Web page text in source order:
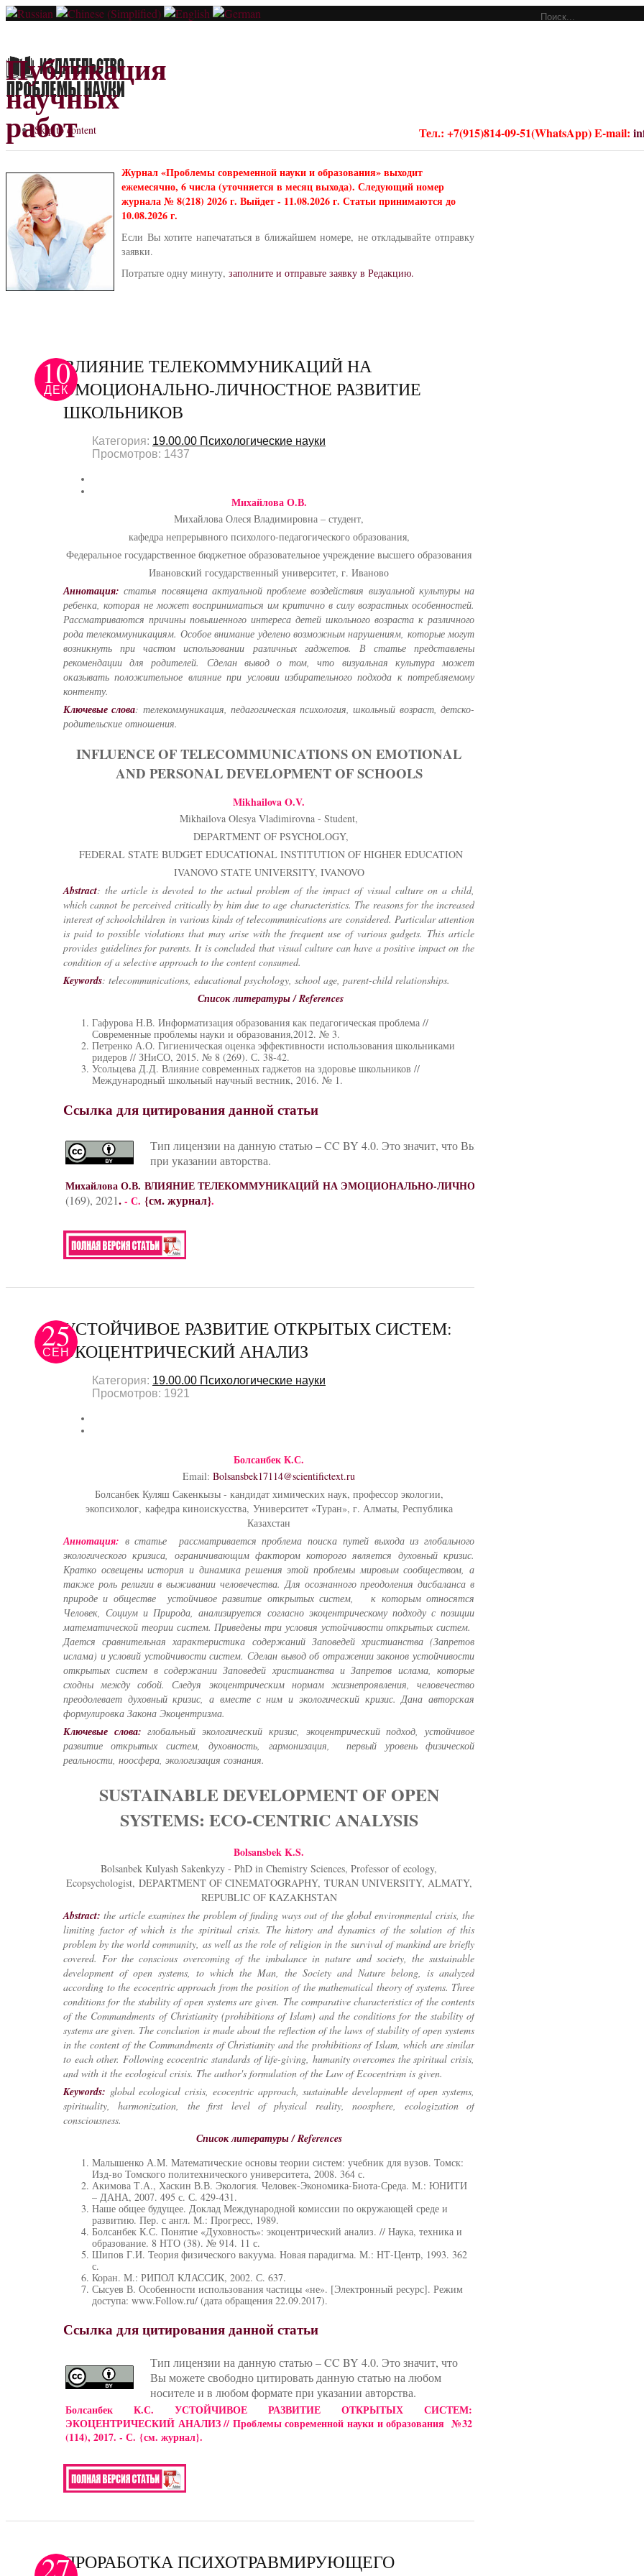
Публикация
научных
работ Тел.: +7(915)814-09-51(WhatsApp) E-mail:
Skip to content
Журнал «Проблемы современной науки и образования» выходит
ежемесячно, 6 числа (уточняется в месяц выхода). Следующий номер
журнала № 8(218) 2026 г. Выйдет - 11.08.2026 г. Статьи принимаются до
10.08.2026 г.
Если Вы хотите напечататься в ближайшем номере, не откладывайте отправку
заявки.
Потратьте одну минуту, заполните и отправьте заявку в Редакцию.
ВЛИЯНИЕ ТЕЛЕКОММУНИКАЦИЙ НА
ЭМОЦИОНАЛЬНО-ЛИЧНОСТНОЕ РАЗВИТИЕ
ШКОЛЬНИКОВ
Категория: 19.00.00 Психологические науки
10
ДЕК
Просмотров: 1437
Михайлова О.В.
Михайлова Олеся Владимировна – студент,
кафедра непрерывного психолого-педагогического образования,
Федеральное государственное бюджетное образовательное учреждение высшего образования
Ивановский государственный университет, г. Иваново
Аннотация:статья посвящена актуальной проблеме воздействия визуальной культуры на
ребенка, которая не может восприниматься им критично в силу возрастных особенностей.
Рассматриваются причины повышенного интереса детей школьного возраста к различного
рода телекоммуникациям. Особое внимание уделено возможным нарушениям, которые могут
возникнуть при частом использовании различных гаджетов. В статье представлены
рекомендации для родителей. Сделан вывод о том, что визуальная культура может
оказывать положительное влияние при условии избирательного подхода к потребляемому
контенту.
Ключевые слова: телекоммуникация, педагогическая психология, школьный возраст, детско-
родительские отношения.
INFLUENCE OF TELECOMMUNICATIONS ON EMOTIONAL
AND PERSONAL DEVELOPMENT OF SCHOOLS
Mikhailova O.V.
Mikhailova Olesya Vladimirovna - Student,
DEPARTMENT OF PSYCHOLOGY,
FEDERAL STATE BUDGET EDUCATIONAL INSTITUTION OF HIGHER EDUCATION
IVANOVO STATE UNIVERSITY, IVANOVO
Abstract: the article is devoted to the actual problem of the impact of visual culture on a child,
which cannot be perceived critically by him due to age characteristics. The reasons for the increased
interest of schoolchildren in various kinds of telecommunications are considered. Particular attention
is paid to possible violations that may arise with the frequent use of various gadgets. This article
provides guidelines for parents. It is concluded that visual culture can have a positive impact on the
condition of a selective approach to the content consumed.
Keywords: telecommunications, educational psychology, school age, parent-child relationships.
Список литературы / References
Гафурова Н.В. Информатизация образования как педагогическая проблема //
Современные проблемы науки и образования,2012. № 3.
Петренко А.О. Гигиеническая оценка эффективности использования школьниками
ридеров // ЗНиСО, 2015. № 8 (269). С. 38-42.
Усольцева Д.Д. Влияние современных гаджетов на здоровье школьников //
Международный школьный научный вестник, 2016. № 1.
Ссылка для цитирования данной статьи
Тип лицензии на данную статью – CC BY 4.0. Это значит, что Вы можете свободно цитировать
при указании авторства.
Михайлова О.В. ВЛИЯНИЕ ТЕЛЕКОММУНИКАЦИЙ НА ЭМОЦИОНАЛЬНО-ЛИЧНОСТНОЕ РАЗВИТИЕ ШКОЛЬНИКОВ
(169), 2021.- С. {см. журнал}.
УСТОЙЧИВОЕ РАЗВИТИЕ ОТКРЫТЫХ СИСТЕМ:
ЭКОЦЕНТРИЧЕСКИЙ АНАЛИЗ
Категория: 19.00.00 Психологические науки
25
СЕН
Просмотров: 1921
Болсанбек К.С.
Email: Bolsansbek17114@scientifictext.ru
Болсанбек Куляш Сакенкызы - кандидат химических наук, профессор экологии,
экопсихолог, кафедра киноискусства, Университет «Туран», г. Алматы, Республика
Казахстан
Аннотация: в статье рассматривается проблема поиска путей выхода из глобального
экологического кризиса, ограничивающим фактором которого является духовный кризис.
Кратко освещены история и динамика решения этой проблемы мировым сообществом, а
также роль религии в выживании человечества. Для осознанного преодоления дисбаланса в
природе и обществе устойчивое развитие открытых систем, к которым относятся
Человек, Социум и Природа, анализируется согласно экоцентрическому подходу с позиции
математической теории систем. Приведены три условия устойчивости открытых систем.
Дается сравнительная характеристика содержаний Заповедей христианства (Запретов
ислама) и условий устойчивости систем. Сделан вывод об отражении законов устойчивости
открытых систем в содержании Заповедей христианства и Запретов ислама, которые
сходны между собой. Следуя экоцентрическим нормам жизнепроявления, человечество
преодолевает духовный кризис, а вместе с ним и экологический кризис. Дана авторская
формулировка Закона Экоцентризма.
Ключевые слова: глобальный экологический кризис, экоцентрический подход, устойчивое
развитие открытых систем, духовность, гармонизация, первый уровень физической
реальности, ноосфера, экологизация сознания.
SUSTAINABLE DEVELOPMENT OF OPEN
SYSTEMS: ECO-CENTRIC ANALYSIS
Bolsansbek K.S.
Bolsanbek Kulyash Sakenkyzy - PhD in Chemistry Sciences, Professor of ecology,
Ecopsychologist, DEPARTMENT OF CINEMATOGRAPHY, TURAN UNIVERSITY, ALMATY,
REPUBLIC OF KAZAKHSTAN
Abstract:the article examines the problem of finding ways out of the global environmental crisis, the
limiting factor of which is the spiritual crisis. The history and dynamics of the solution of this
problem by the world community, as well as the role of religion in the survival of mankind are briefly
covered. For the conscious overcoming of the imbalance in nature and society, the sustainable
development of open systems, to which the Man, the Society and Nature belong, is analyzed
according to the ecocentric approach from the position of the mathematical theory of systems. Three
conditions for the stability of open systems are given. The comparative characteristics of the contents
of the Commandments of Christianity (prohibitions of Islam) and the conditions for the stability of
systems are given. The conclusion is made about the reflection of the laws of stability of open systems
in the content of the Commandments of Christianity and the prohibitions of Islam, which are similar
to each other. Following ecocentric standards of life-giving, humanity overcomes the spiritual crisis,
and with it the ecological crisis. The author's formulation of the Law of Ecocentrism is given.
Keywords: global ecological crisis, ecocentric approach, sustainable development of open systems,
spirituality, harmonization, the first level of physical reality, noosphere, ecologization of
consciousness.
Список литературы / References
Малышенко А.М. Математические основы теории систем: учебник для вузов. Томск:
Изд-во Томского политехнического университета, 2008. 364 с.
Акимова Т.А., Хаскин В.В. Экология. Человек-Экономика-Биота-Среда. М.: ЮНИТИ
– ДАНА, 2007. 495 с. С. 429-431.
Наше общее будущее. Доклад Международной комиссии по окружающей среде и
развитию. Пер. с англ. М.: Прогресс, 1989.
Болсанбек К.С. Понятие «Духовность»: экоцентрический анализ. // Наука, техника и
образование. 8 НТО (38). № 914. 11 с.
Шипов Г.И. Теория физического вакуума. Новая парадигма. М.: НТ-Центр, 1993. 362
с.
Коран. М.: РИПОЛ КЛАССИК, 2002. С. 637.
Сысуев В. Особенности использования частицы «не». [Электронный ресурс]. Режим
доступа: www.Follow.ru/ (дата обращения 22.09.2017).
Ссылка для цитирования данной статьи
Тип лицензии на данную статью – CC BY 4.0. Это значит, что
Вы можете свободно цитировать данную статью на любом
носителе и в любом формате при указании авторства.
Болсанбек К.С. УСТОЙЧИВОЕ РАЗВИТИЕ ОТКРЫТЫХ СИСТЕМ:
ЭКОЦЕНТРИЧЕСКИЙ АНАЛИЗ // Проблемы современной науки и образования №32
(114), 2017. - С. {см. журнал}.
ПРОРАБОТКА ПСИХОТРАВМИРУЮЩЕГО
27